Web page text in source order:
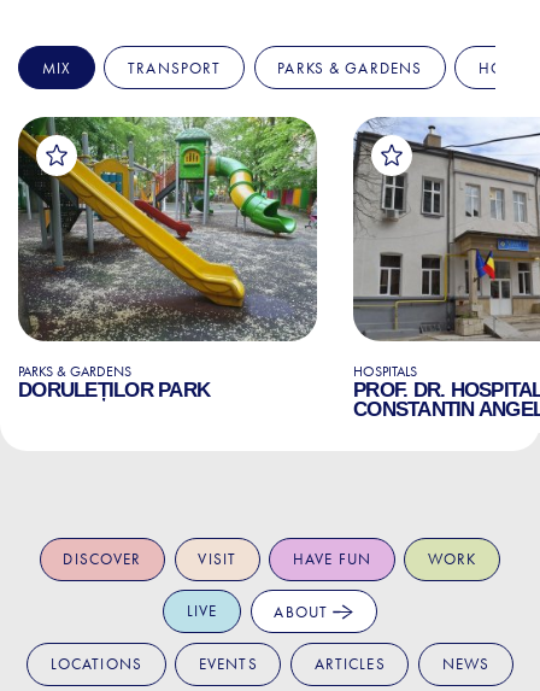
MIX TRANSPORT PARKS & GARDENS
PARKS & GARDENS
DORULEȚILOR PARK
HOSPITALS
PROF. DR.
CONSTANTIN
DISCOVER VISIT HAVE FUN WORK
LIVE ABOUT
LOCATIONS EVENTS ARTICLES NEWS